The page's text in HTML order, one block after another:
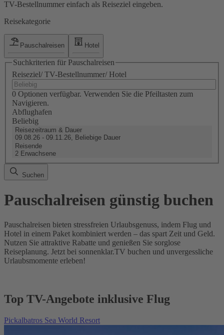
TV-Bestellnummer einfach als Reiseziel eingeben.
Reisekategorie
Pauschalreisen Hotel
Suchkriterien für Pauschalreisen
Reiseziel/ TV-Bestellnummer/ Hotel
0 Optionen verfügbar. Verwenden Sie die Pfeiltasten zum
Navigieren.
Abflughafen
Beliebig
Reisezeitraum & Dauer
09.08.26 - 09.11.26, Beliebige Dauer
Reisende
2 Erwachsene
Suchen
Pauschalreisen günstig buchen
Pauschalreisen bieten stressfreien Urlaubsgenuss, indem Flug und
Hotel in einem Paket kombiniert werden – das spart Zeit und Geld.
Nutzen Sie attraktive Rabatte und genießen Sie sorglose
Reiseplanung. Jetzt bei sonnenklar.TV buchen und unvergessliche
Urlaubsmomente erleben!
Top TV-Angebote inklusive Flug
Pickalbatros Sea World Resort